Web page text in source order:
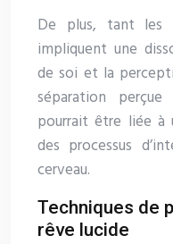
De plus, tant les
impliquent une
de soi et la
séparation
pourrait être liée à
des processus
cerveau.
Techniques de
rêve lucide